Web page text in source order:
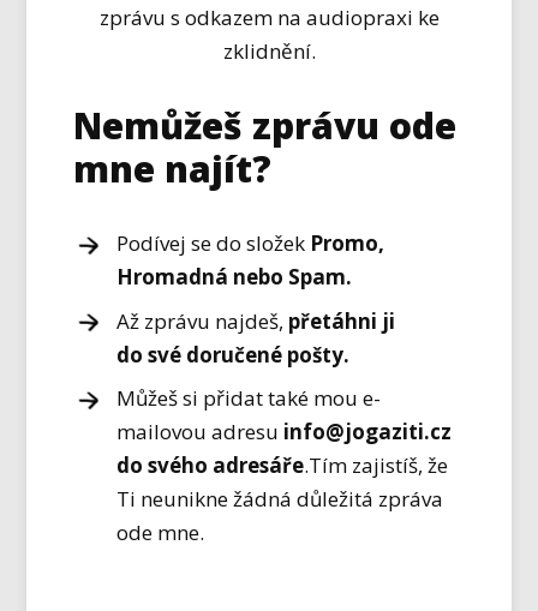
zprávu s odkazem na audiopraxi ke
zklidnění.
Nemůžeš zprávu ode
mne najít?
Podívej se do složek Promo,
Hromadná nebo Spam.
Až zprávu najdeš, přetáhni ji
do své doručené pošty.
Můžeš si přidat také mou e-
mailovou adresu info@jogaziti.cz
do svého adresáře.Tím zajistíš, že
Ti neunikne žádná důležitá zpráva
ode mne.